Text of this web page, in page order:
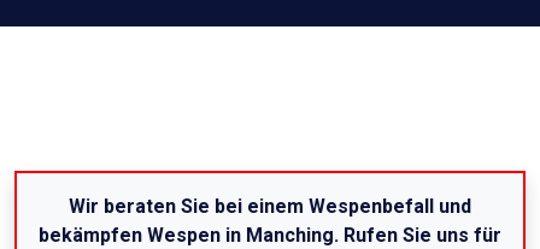
Wir beraten Sie bei einem Wespenbefall und
bekämpfen Wespen in Manching. Rufen Sie uns für